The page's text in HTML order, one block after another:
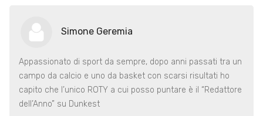
Simone Geremia
Appassionato di sport da sempre, dopo anni passati tra un
campo da calcio e uno da basket con scarsi risultati ho
capito che l’unico ROTY a cui posso puntare è il “Redattore
dell’Anno” su Dunkest